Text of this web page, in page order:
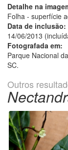
Detalhe na
Folha - superfície
Data de inclusão:
14/06/2013
Fotografada em:
Parque Nacional
SC.
Outros